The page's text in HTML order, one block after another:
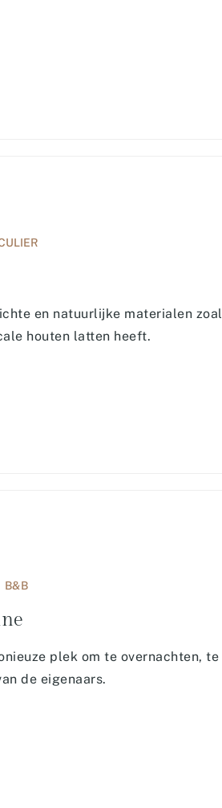
en natuurlijke materialen
houten latten heeft.
B&B
plek om te overnachten,
de eigenaars.